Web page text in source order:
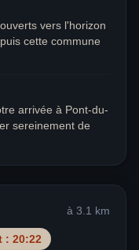
vers l'horizon
cette commune
arrivée à Pont-du-
sereinement de
à 3.1 km
: 20:22